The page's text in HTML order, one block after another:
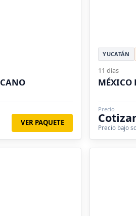
VER PAQUETE
YUCATÁN
11 días
MÉXICO
Precio
Precio bajo